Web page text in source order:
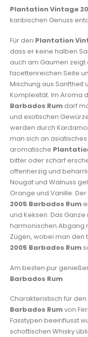
Plantation Vintage
karibischen Genuss
Für den Plantation
dass er keine halben
auch am Gaumen
facettenreichen Seite
Mischung aus Sanftheit
Komplexität. Im Aroma
Barbados Rum darf
und exotischen
werden durch
man sich an
aromatische
bitter oder scharf
offenherzig und
Nougat und Walnuss
Orange und Vanille.
2005 Barbados Rum
und Keksen. Das
harmonischen Abgang
Zügen, wobei man den
2005 Barbados Rum
Am besten pur
Barbados Rum
Charakteristisch für den
Barbados Rumvon
Fasstypen beeinflusst
schottischen Whisky